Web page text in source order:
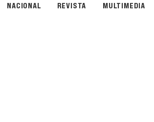
NACIONAL REVISTA MULTIMEDIA